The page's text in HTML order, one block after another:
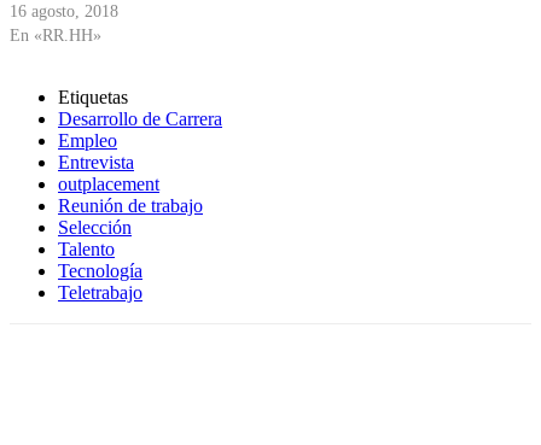
16 agosto, 2018
En «RR.HH»
Etiquetas
Desarrollo de Carrera
Empleo
Entrevista
outplacement
Reunión de trabajo
Selección
Talento
Tecnología
Teletrabajo